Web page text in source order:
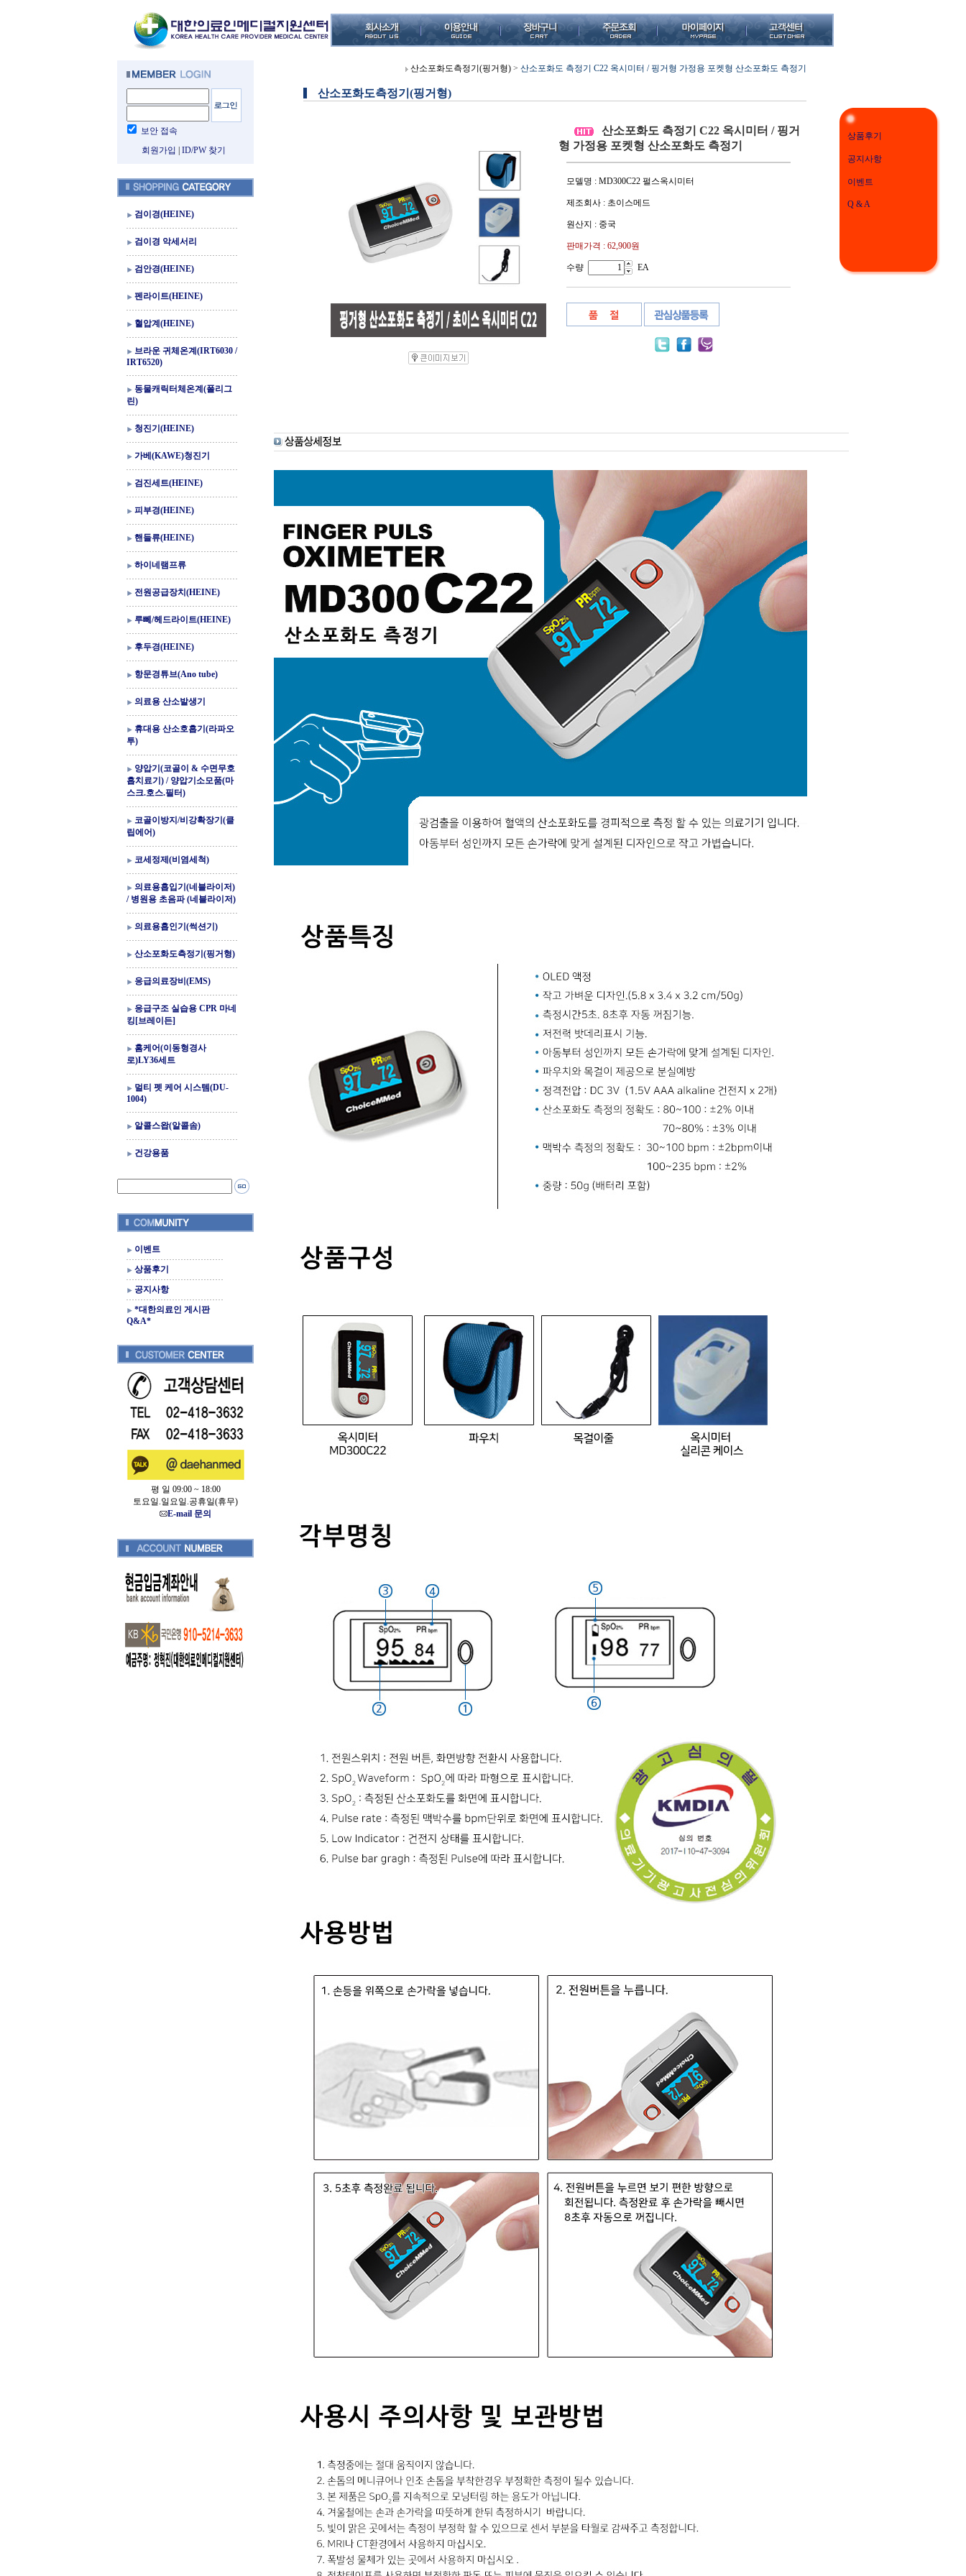
보안 접속
회원가입
ID/PW 찾기
검이경(HEINE)
검이경 악세서리
검안경(HEINE)
펜라이트(HEINE)
혈압계(HEINE)
브라운 귀체온계(IRT6030 /
IRT6520)
동물캐릭터체온계(폴리그
린)
청진기(HEINE)
가베(KAWE)청진기
검진세트(HEINE)
피부경(HEINE)
핸들류(HEINE)
하이네램프류
전원공급장치(HEINE)
루뻬/헤드라이트(HEINE)
후두경(HEINE)
항문경튜브(Ano tube)
의료용 산소발생기
휴대용 산소호흡기(라파오
투)
양압기(코골이 & 수면무호
흡치료기) / 양압기소모품(마
스크.호스.필터)
코골이방지/비강확장기(클
립에어)
코세정제(비염세척)
의료용흡입기(네블라이저)
/ 병원용 초음파 (네블라이저)
의료용흡인기(썩션기)
산소포화도측정기(핑거형)
응급의료장비(EMS)
응급구조 실습용 CPR 마네
킹[브레이든]
홈케어(이동형경사
로)LY36세트
멀티 펫 케어 시스템(DU-
1004)
알콜스왑(알콜솜)
건강용품
이벤트
상품후기
공지사항
*대한의료인 게시판
Q&A*
평 일 09:00 ~ 18:00
토요일.일요일.공휴일(휴무)
E-mail 문의
산소포화도측정기(핑거형) > 산소포화도 측정기 C22 옥시미터 / 핑거형 가정용 포켓형 산소포화도 측정기
산소포화도측정기(핑거형)
산소포화도 측정기 C22 옥시미터 / 핑거
형 가정용 포켓형 산소포화도 측정기
모델명 : MD300C22 펄스옥시미터
제조회사 : 초이스메드
원산지 : 중국
판매가격 : 62,900원
수량 EA
상품후기
공지사항
이벤트
Q & A